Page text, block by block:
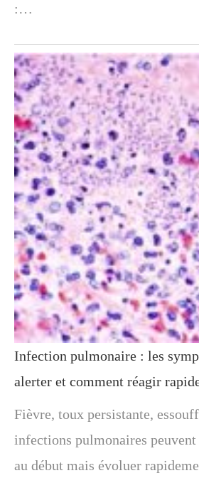
:…
Infection pulmonaire : les
alerter et comment réagir
Fièvre, toux persistante,
infections pulmonaires peuvent
au début mais évoluer